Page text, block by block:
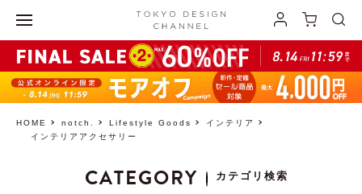
HOME notch. Lifestyle Goods
インテリア
インテリアアクセサリー
CATEGORY
カテゴリ検索